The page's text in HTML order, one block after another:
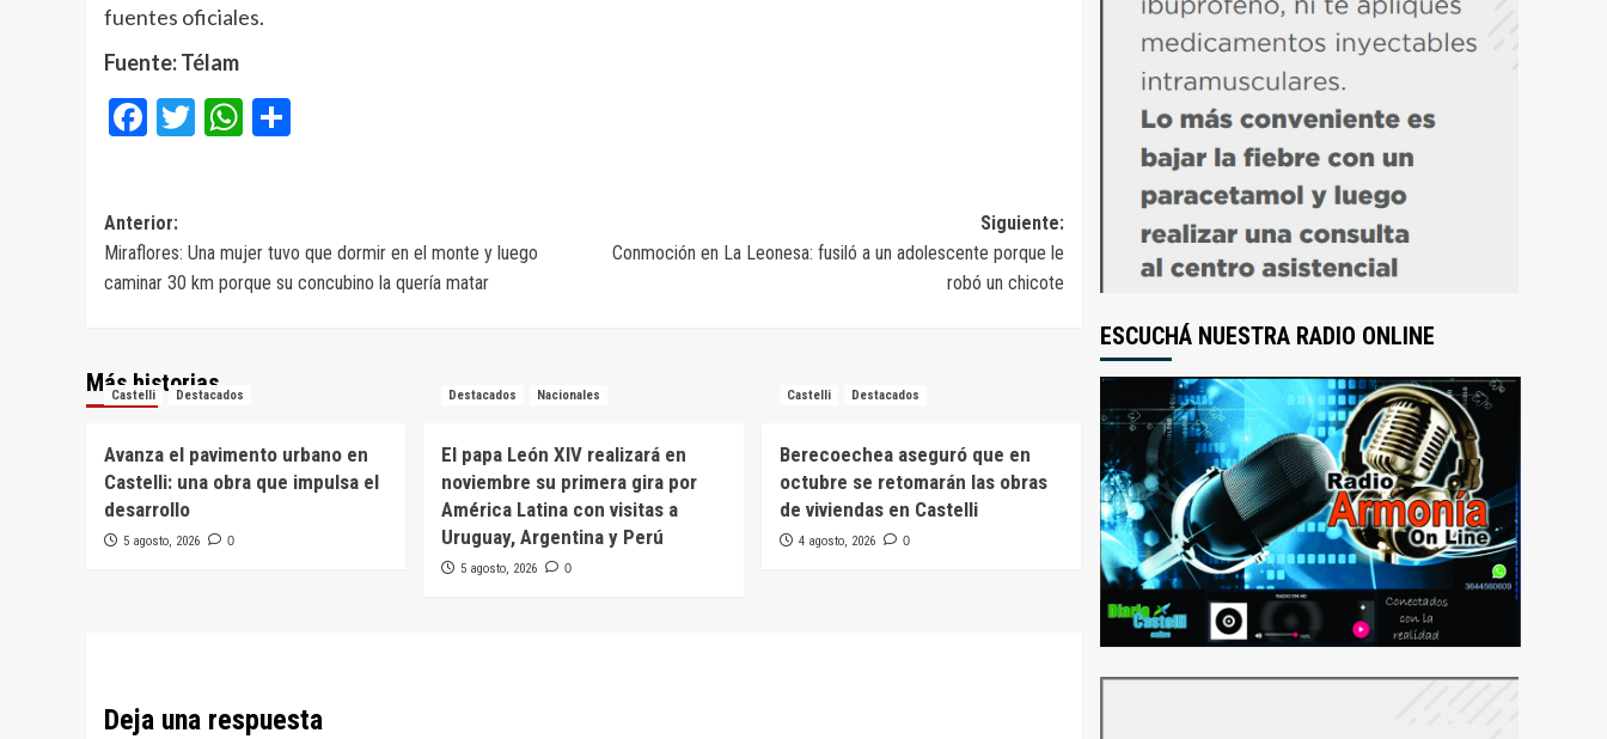
fuentes oficiales.
Fuente: Télam
Facebook
TwitterWhatsApp
Navegación
de
entradas
Anterior:
Miraflores: Una mujer tuvo que dormir en el monte y luego
caminar 30 km porque su concubino la quería matar
Siguiente:
Conmoción en La Leonesa: fusiló a un adolescente porque le
robó un chicote
Más historias
Castelli Destacados
Avanza el pavimento urbano en
Castelli: una obra que impulsa el
desarrollo
5 agosto, 2026 0
Destacados Nacionales
El papa León XIV realizará en
noviembre su primera gira por
América Latina con visitas a
Uruguay, Argentina y Perú
5 agosto, 2026 0
Castelli Destacados
Berecoechea aseguró que en
octubre se retomarán las obras
de viviendas en Castelli
4 agosto, 2026 0
Deja una respuesta
ESCUCHÁ NUESTRA RADIO ONLINE